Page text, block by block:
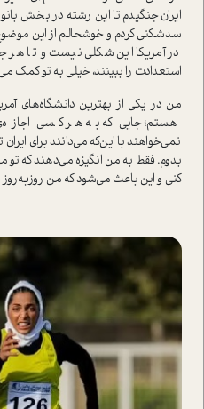
ایران جنگیدم تا این رشته در بخش
سد‌شکنی کردم و خوشحالم از این موضوع
در آمریکا این شکلی نیست و تا هر
ا‌ستعدادت را ببینند، خیلی به تو کمک
من در یکی از بهترین دانشگاه‌های
هستم؛ جایی که به هر کسی
نمی‌خواهند با این‌که می‌دانند برای
بدوم. فقط به من انگیزه می‌دهند که تو
کنی و این باعث می‌شود که من روز‌به‌روز